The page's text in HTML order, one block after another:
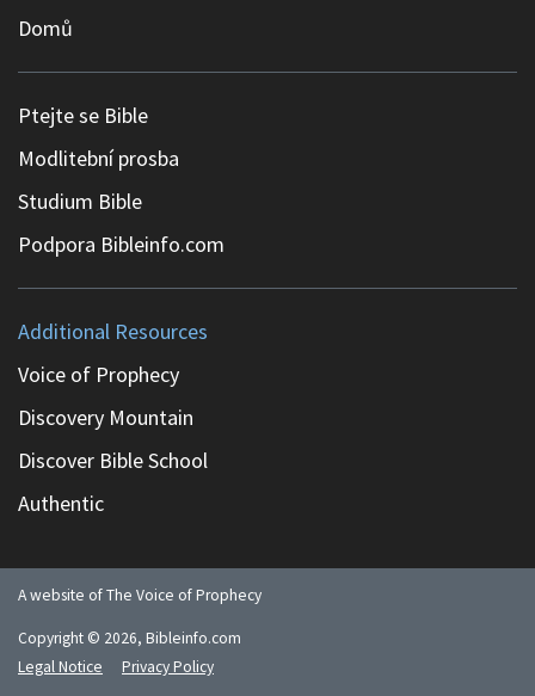
Domů
Ptejte se Bible
Modlitební prosba
Studium Bible
Podpora Bibleinfo.com
Additional Resources
Voice of Prophecy
Discovery Mountain
Discover Bible School
Authentic
A website of The Voice of Prophecy
Copyright © 2026, Bibleinfo.com
Legal Notice
Privacy Policy